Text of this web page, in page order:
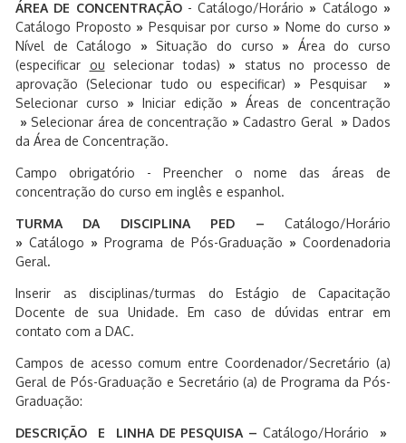
ÁREA DE CONCENTRAÇÃO- Catálogo/Horário » Catálogo »
Catálogo Proposto » Pesquisar por curso » Nome do curso »
Nível de Catálogo » Situação do curso » Área do curso
(especificar ou selecionar todas) » status no processo de
aprovação (Selecionar tudo ou especificar) » Pesquisar »
Selecionar curso » Iniciar edição »Áreas de concentração
» Selecionar área de concentração »Cadastro Geral »Dados
da Área de Concentração.
Campo obrigatório - Preencher o nome das áreas de
concentração do curso em inglês e espanhol.
TURMA DA DISCIPLINA PED – Catálogo/Horário
»Catálogo »Programa de Pós-Graduação »Coordenadoria
Geral.
Inserir as disciplinas/turmas do Estágio de Capacitação
Docente de sua Unidade. Em caso de dúvidas entrar em
contato com a DAC.
Campos de acesso comum entre Coordenador/Secretário (a)
Geral de Pós-Graduação e Secretário (a) de Programa da Pós-
Graduação:
DESCRIÇÃO E LINHA DE PESQUISA –Catálogo/Horário
»